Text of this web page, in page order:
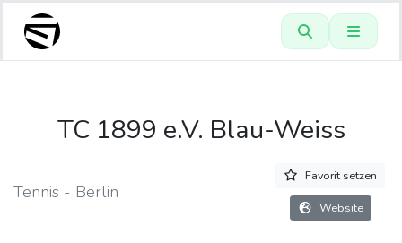
TC 1899 e.V. Blau-Weiss
Tennis - Berlin
Favorit setzen
Website